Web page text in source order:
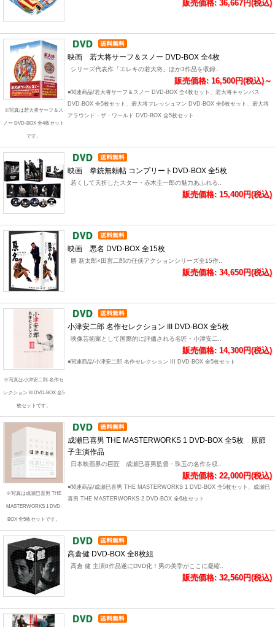
販売価格: 36,667円(税込)
※写真は若大将サーフ＆ス
ノー DVD-BOX 全4枚セット
です。
映画 若大将サーフ＆スノー DVD-BOX 全4枚
シリーズ代表作「エレキの若大将」ほか3作品を収録..
販売価格: 16,500円(税込)～
●関連商品/若大将サーフ＆スノー DVD-BOX 全4枚セット、若大将キャンパス
DVD-BOX 全5枚セット、若大将フレッシュマン DVD-BOX 全6枚セット、若大将
アラウンド・ザ・ワールド DVD-BOX 全5枚セット
映画 拳銃無頼帖 コンプリートDVD‐BOX 全5枚
若くして夭折したスター・赤木圭一郎の魅力あふれる..
販売価格: 15,400円(税込)
映画 悪名 DVD-BOX 全15枚
勝 新太郎×田宮二郎の任侠アクションシリーズ全15作..
販売価格: 34,650円(税込)
※写真は小津安二郎 名作セ
レクション III DVD-BOX 全5
枚セットです。
小津安二郎 名作セレクション III DVD-BOX 全5枚
映像芸術家として国際的に評価される名匠・小津安二..
販売価格: 14,300円(税込)
●関連商品/小津安二郎 名作セレクション III DVD-BOX 全5枚セット
※写真は成瀬巳喜男 THE
MASTERWORKS 1 DVD-
BOX 全5枚セットです。
成瀬巳喜男 THE MASTERWORKS 1 DVD-BOX 全5枚 原節
子主演作品
日本映画界の巨匠 成瀬巳喜男監督・珠玉の名作を収..
販売価格: 22,000円(税込)
●関連商品/成瀬巳喜男 THE MASTERWORKS 1 DVD-BOX 全5枚セット、成瀬巳
喜男 THE MASTERWORKS 2 DVD-BOX 全6枚セット
高倉健 DVD-BOX 全8枚組
高倉 健 主演8作品遂にDVD化！男の美学がここに凝縮..
販売価格: 32,560円(税込)